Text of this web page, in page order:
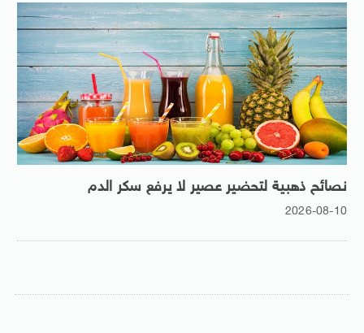
نصائح ذهبية لتحضير عصير لا يرفع سكر الدم
2026-08-10